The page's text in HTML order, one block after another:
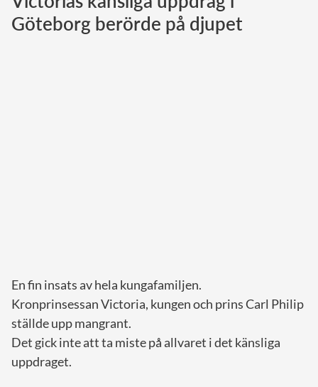
Norska kungahuset
Göteborg berörde på djupet
En fin insats av hela kungafamiljen.
Kronprinsessan Victoria, kungen och prins Carl Philip
ställde upp mangrant.
Det gick inte att ta miste på allvaret i det känsliga
uppdraget.